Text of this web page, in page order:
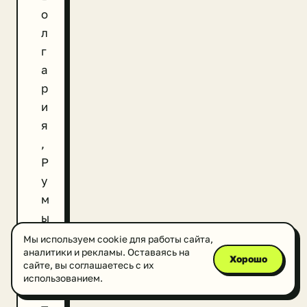
о
л
г
а
р
и
я
,
Р
у
м
ы
н
и
я
,
Мы используем cookie для работы сайта,
аналитики и рекламы. Оставаясь на
сайте, вы соглашаетесь с их
использованием.
Хорошо